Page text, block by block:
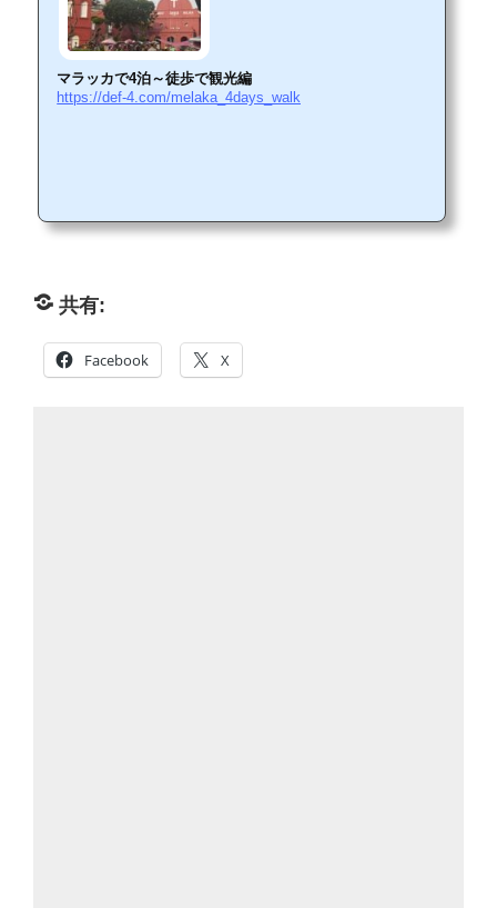
マラッカで4泊～徒歩で観光編
https://def-4.com/melaka_4days_walk
共有:
Facebook X